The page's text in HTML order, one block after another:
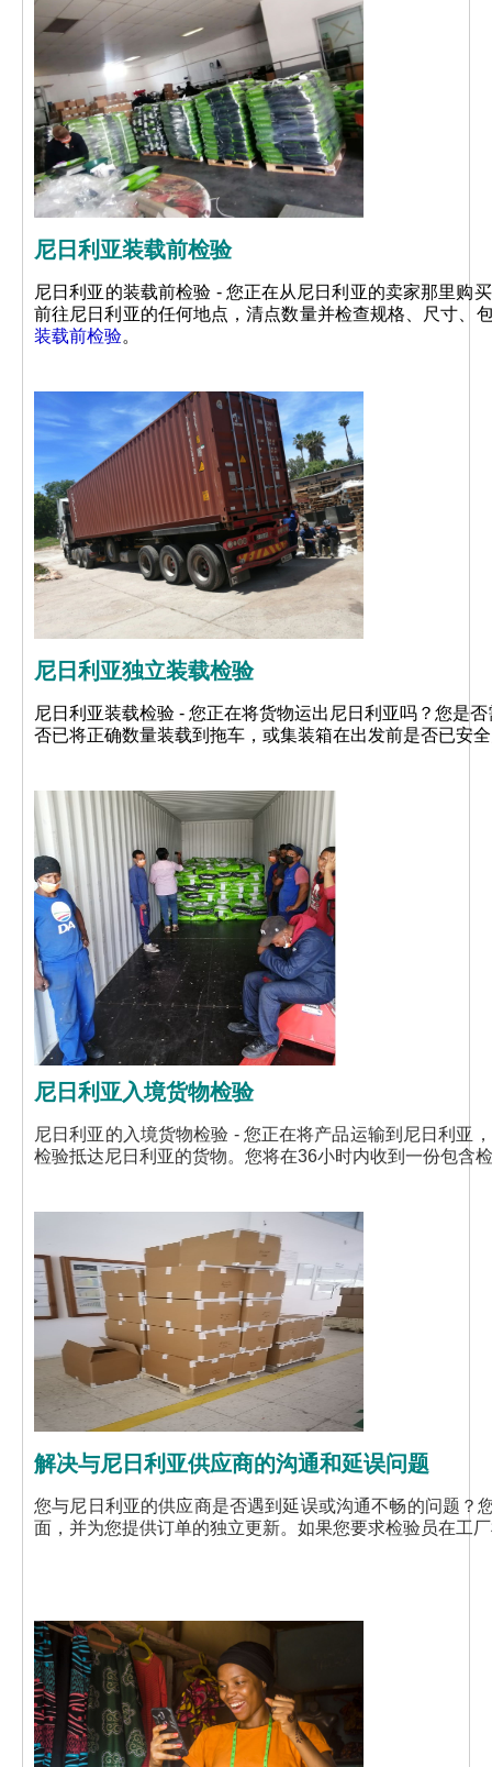
尼日利亚装载前检验
尼日利亚的装载前检验 - 您正在从尼日利亚的卖家那里购
前往尼日利亚的任何地点，清点数量并检查规格、尺寸、
装载前检验。
尼日利亚独立装载检验
尼日利亚装载检验 - 您正在将货物运出尼日利亚吗？您是
否已将正确数量装载到拖车，或集装箱在出发前是否已安
尼日利亚入境货物检验
尼日利亚的入境货物检验 - 您正在将产品运输到尼日利亚
检验抵达尼日利亚的货物。您将在36小时内收到一份包含
解决与尼日利亚供应商的沟通和延误问题
您与尼日利亚的供应商是否遇到延误或沟通不畅的问题？
面，并为您提供订单的独立更新。如果您要求检验员在工